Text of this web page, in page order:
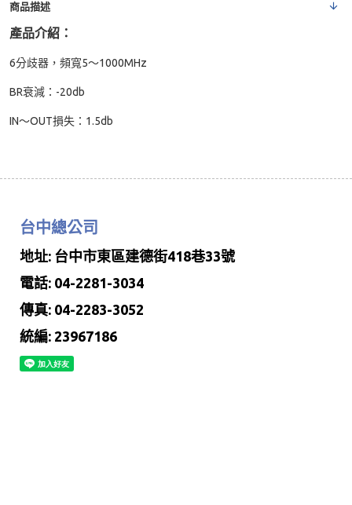
商品描述
產品介紹：
6分歧器，頻寬5～1000MHz
BR衰減：-20db
IN～OUT損失：1.5db
台中總公司
地址: 台中市東區建德街418巷33號
電話: 04-2281-3034
傳真: 04-2283-3052
統編: 23967186